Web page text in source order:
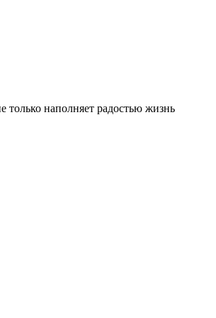
только наполняет радостью жизнь